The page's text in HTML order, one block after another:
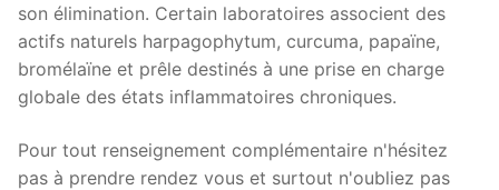
son élimination. Certain laboratoires associent des
actifs naturels harpagophytum, curcuma, papaïne,
bromélaïne et prêle destinés à une prise en charge
globale des états inflammatoires chroniques.
Pour tout renseignement complémentaire n'hésitez
pas à prendre rendez vous et surtout n'oubliez pas